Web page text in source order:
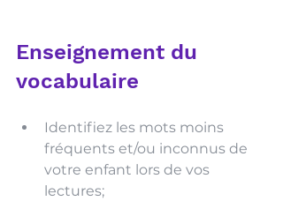
Enseignement du
vocabulaire
Identifiez les mots moins
fréquents et/ou inconnus de
votre enfant lors de vos
lectures;